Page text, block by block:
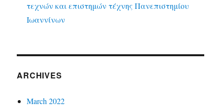
τεχνών και επιστημών τέχνης Πανεπιστημίου
Ιωαννίνων
ARCHIVES
March 2022